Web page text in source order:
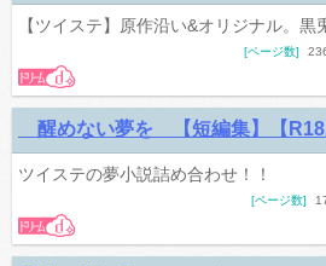
【ツイステ】原作沿い&オリジナル。黒
[ページ数]
醒めない夢を 【短編集】【R18
ツイステの夢小説詰め合わせ！！
[ページ数]